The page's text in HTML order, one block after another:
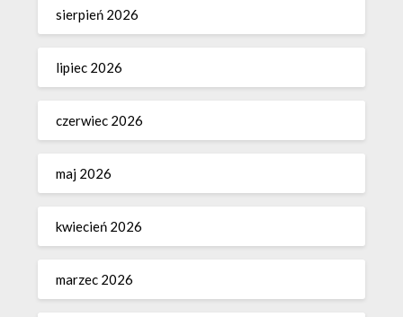
sierpień 2026
lipiec 2026
czerwiec 2026
maj 2026
kwiecień 2026
marzec 2026